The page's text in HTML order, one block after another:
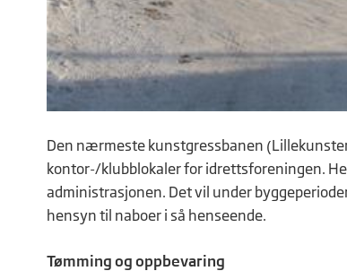
­Den nærmeste kunstgressbanen
kontor-/klubblokaler for idrettsforeningen.
administrasjonen. Det vil under
hensyn til naboer i så henseende.
Tømming og oppbevaring